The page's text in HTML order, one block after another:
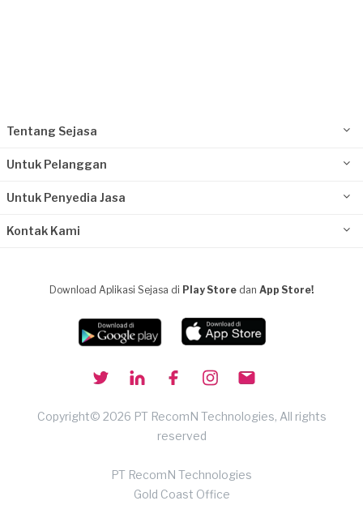
Kurang dari Rp1.000.000
Tentang Sejasa
Untuk Pelanggan
Untuk Penyedia Jasa
Kontak Kami
Download Aplikasi Sejasa di Play Store dan App Store!
Copyright© 2026 PT RecomN Technologies, All rights
reserved
PT RecomN Technologies
Gold Coast Office